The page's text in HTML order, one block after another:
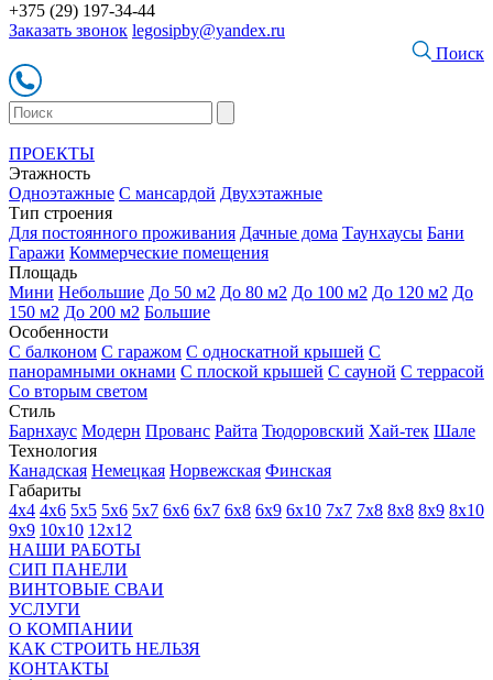
+375 (29) 197-34-44
Заказать звонок legosipby@yandex.ru
Поиск
ПРОЕКТЫ
Этажность
Одноэтажные С мансардой Двухэтажные
Тип строения
Для постоянного проживания Дачные дома Таунхаусы Бани
Гаражи Коммерческие помещения
Площадь
Мини Небольшие До 50 м2 До 80 м2 До 100 м2 До 120 м2 До
150 м2 До 200 м2 Большие
Особенности
С балконом С гаражом С односкатной крышей С
панорамными окнами С плоской крышей С сауной С террасой
Со вторым светом
Стиль
Барнхаус Модерн Прованс Райта Тюдоровский Хай-тек Шале
Технология
Канадская Немецкая Норвежская Финская
Габариты
4х4 4х6 5х5 5х6 5х7 6х6 6х7 6х8 6х9 6х10 7х7 7х8 8х8 8х9 8х10
9х9 10х10 12х12
НАШИ РАБОТЫ
СИП ПАНЕЛИ
ВИНТОВЫЕ СВАИ
УСЛУГИ
О КОМПАНИИ
КАК СТРОИТЬ НЕЛЬЗЯ
КОНТАКТЫ